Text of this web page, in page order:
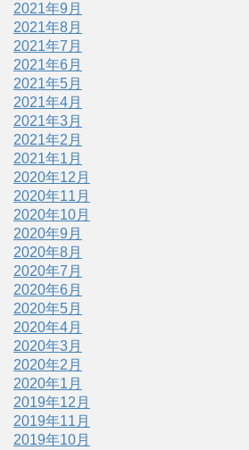
2021年9月
2021年8月
2021年7月
2021年6月
2021年5月
2021年4月
2021年3月
2021年2月
2021年1月
2020年12月
2020年11月
2020年10月
2020年9月
2020年8月
2020年7月
2020年6月
2020年5月
2020年4月
2020年3月
2020年2月
2020年1月
2019年12月
2019年11月
2019年10月